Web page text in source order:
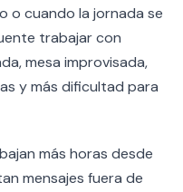
o cuando la jornada se
trabajar con
mesa improvisada,
y más dificultad para
más horas desde
mensajes fuera de